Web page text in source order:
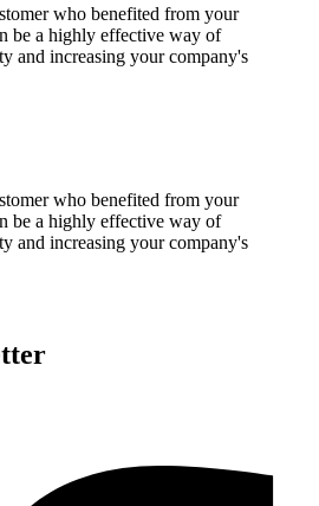
who benefited from your
be a highly effective way of
and increasing your company's
who benefited from your
be a highly effective way of
and increasing your company's